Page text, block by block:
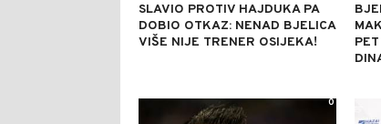
SLAVIO PROTIV HAJDUKA PA
DOBIO OTKAZ: NENAD BJELICA
VIŠE NIJE TRENER OSIJEKA!
0